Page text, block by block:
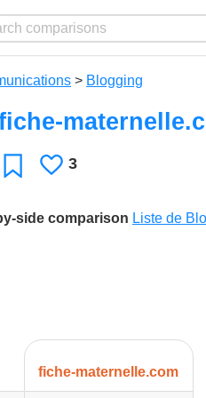
> Blogging
Favoritos
Le
3
side comparison Liste de
fiche-maternelle.com